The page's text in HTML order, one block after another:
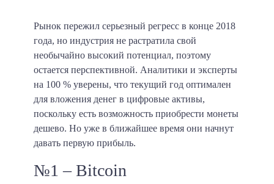
Рынок пережил серьезный регресс в конце 2018
года, но индустрия не растратила свой
необычайно высокий потенциал, поэтому
остается перспективной. Аналитики и эксперты
на 100 % уверены, что текущий год оптимален
для вложения денег в цифровые активы,
поскольку есть возможность приобрести монеты
дешево. Но уже в ближайшее время они начнут
давать первую прибыль.
№1 – Bitcoin